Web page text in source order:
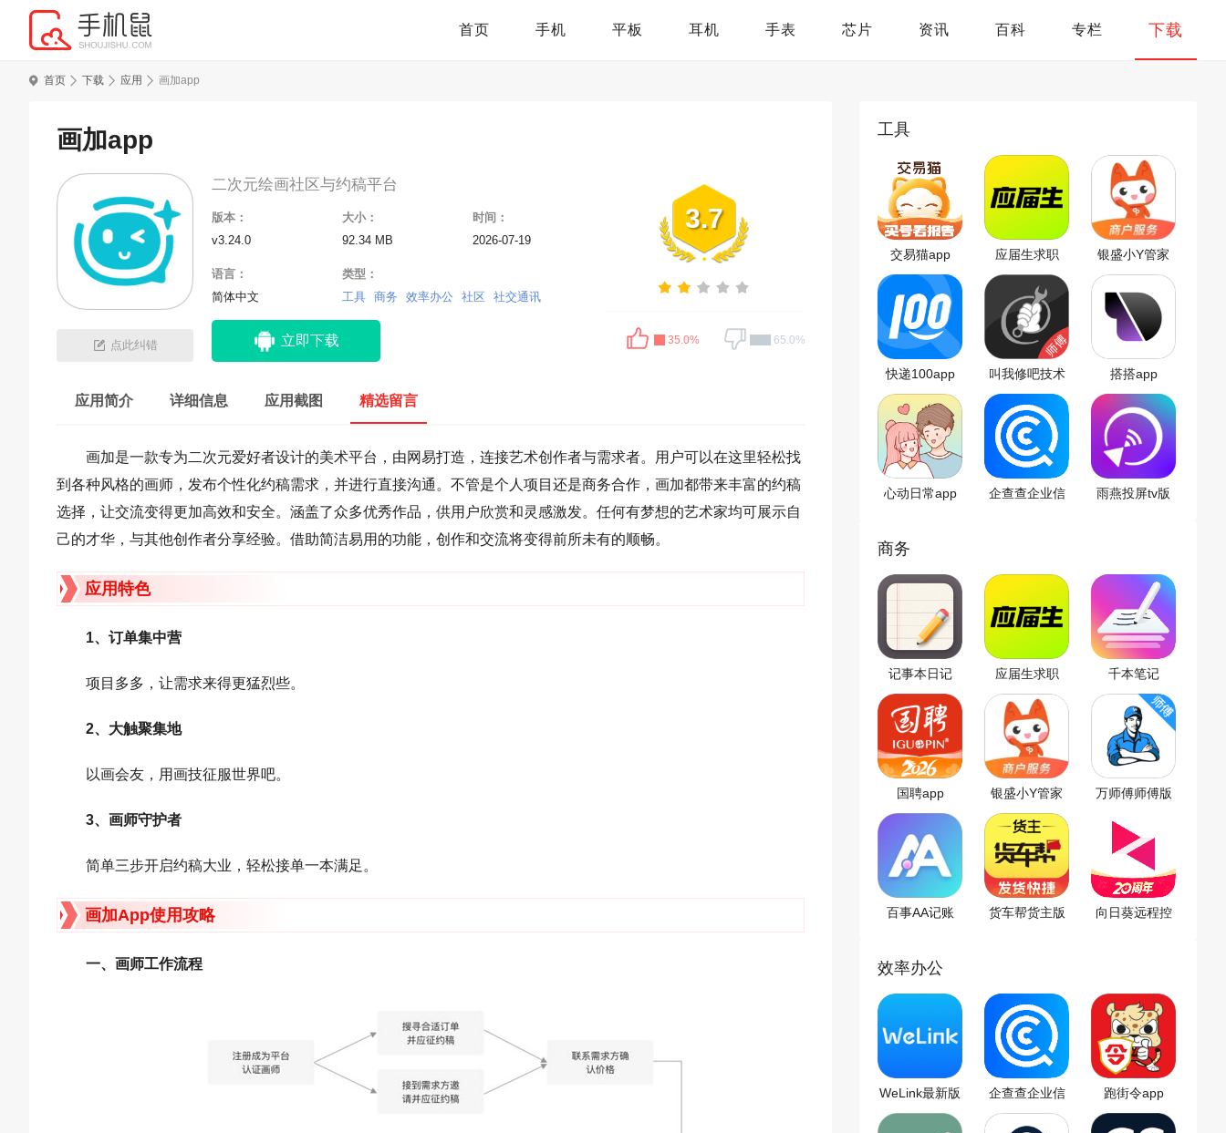
首页 手机 平板 耳机 手表 芯片 资讯 百科 专栏 下载
首页 下载 应用 画加app
画加app
3.7
35.0% 65.0%
点此纠错
二次元绘画社区与约稿平台
版本：
v3.24.0
大小：
92.34 MB
时间：
2026-07-19
语言：
简体中文
类型：
工具
商务 效率办公 社区 社交通讯
立即下载
应用简介 详细信息 应用截图 精选留言
画加是一款专为二次元爱好者设计的美术平台，由网易打造，连接艺术创作者与需求者。用户可以在这里轻松找
到各种风格的画师，发布个性化约稿需求，并进行直接沟通。不管是个人项目还是商务合作，画加都带来丰富的约稿
选择，让交流变得更加高效和安全。涵盖了众多优秀作品，供用户欣赏和灵感激发。任何有梦想的艺术家均可展示自
己的才华，与其他创作者分享经验。借助简洁易用的功能，创作和交流将变得前所未有的顺畅。
应用特色
1、订单集中营
项目多多，让需求来得更猛烈些。
2、大触聚集地
以画会友，用画技征服世界吧。
3、画师守护者
简单三步开启约稿大业，轻松接单一本满足。
画加App使用攻略
一、画师工作流程
工具
交易猫app
应届生求职
app
银盛小Y管家
app
快递100app
叫我修吧技术
端
搭搭app
心动日常app
企查查企业信
雨燕投屏tv版
商务
记事本日记
app
应届生求职
app
千本笔记
国聘app
银盛小Y管家
app
万师傅师傅版
百事AA记账
货车帮货主版
向日葵远程控
效率办公
WeLink最新版
企查查企业信
用查询app
跑街令app